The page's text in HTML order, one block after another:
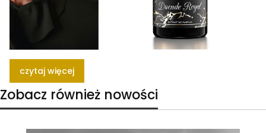
czytaj więcej
Zobacz również nowości